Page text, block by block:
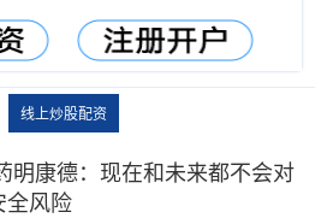
线上炒股配资
明康德：现在和未来都不会对
全风险